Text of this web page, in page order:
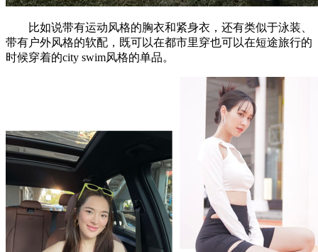
比如说带有运动风格的胸衣和紧身衣，还有类似于泳装、
带有户外风格的软配，既可以在都市里穿也可以在短途旅行的
时候穿着的city swim风格的单品。